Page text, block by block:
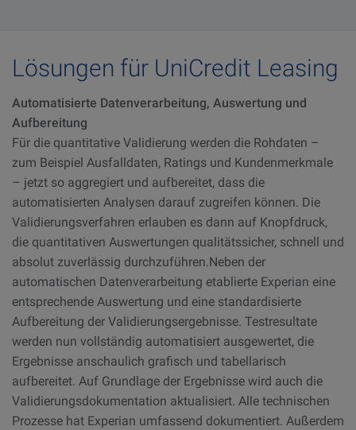
Lösungen für UniCredit Leasing
Automatisierte Datenverarbeitung, Auswertung und
Aufbereitung
Für die quantitative Validierung werden die Rohdaten –
zum Beispiel Ausfalldaten, Ratings und Kundenmerkmale
– jetzt so aggregiert und aufbereitet, dass die
automatisierten Analysen darauf zugreifen können. Die
Validierungsverfahren erlauben es dann auf Knopfdruck,
die quantitativen Auswertungen qualitätssicher, schnell und
absolut zuverlässig durchzuführen.Neben der
automatischen Datenverarbeitung etablierte Experian eine
entsprechende Auswertung und eine standardisierte
Aufbereitung der Validierungsergebnisse. Testresultate
werden nun vollständig automatisiert ausgewertet, die
Ergebnisse anschaulich grafisch und tabellarisch
aufbereitet. Auf Grundlage der Ergebnisse wird auch die
Validierungsdokumentation aktualisiert. Alle technischen
Prozesse hat Experian umfassend dokumentiert. Außerdem